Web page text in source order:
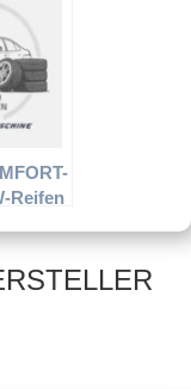
Reifen